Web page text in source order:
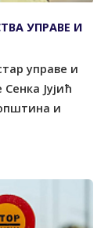
УПРАВЕ И
управе и
Јујић
и